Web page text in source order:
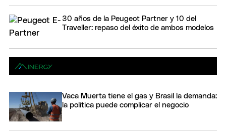
30 años de la Peugeot Partner y 10 del
Traveller: repaso del éxito de ambos modelos
Vaca Muerta tiene el gas y Brasil la demanda:
la política puede complicar el negocio